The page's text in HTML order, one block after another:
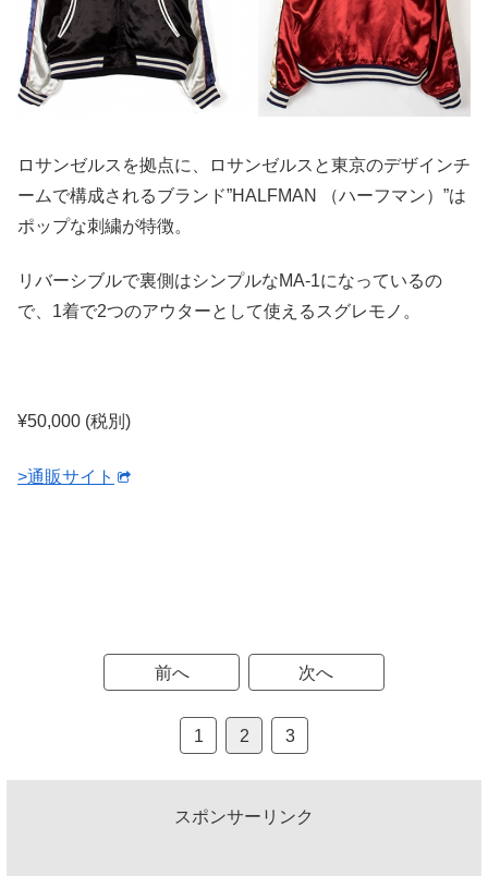
ロサンゼルスを拠点に、ロサンゼルスと東京のデザインチ
ームで構成されるブランド”HALFMAN （ハーフマン）”は
ポップな刺繍が特徴。
リバーシブルで裏側はシンプルなMA-1になっているの
で、1着で2つのアウターとして使えるスグレモノ。
¥50,000 (税別)
>通販サイト
前へ 次へ
1 2 3
スポンサーリンク